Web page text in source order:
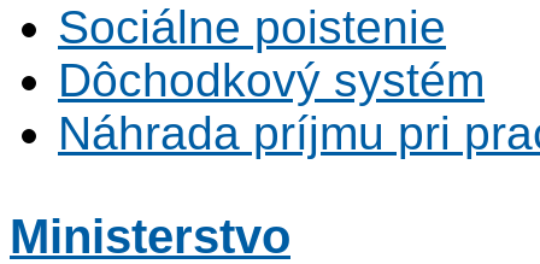
Sociálne poistenie
Dôchodkový systém
Náhrada príjmu pri
Ministerstvo